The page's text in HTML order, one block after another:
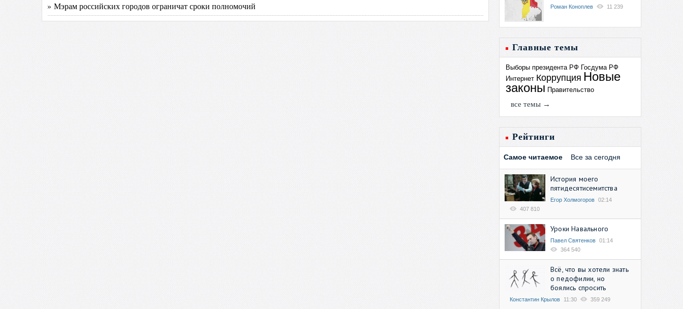
» Мэрам российских городов ограничат сроки полномочий
Роман Коноплев 11 239
Главные темы
Выборы президента РФ Госдума РФ
Интернет Коррупция Новые
законы Правительство
все темы →
Рейтинги
Самое читаемое Все за сегодня
История моего
пятидесятисемитства
Егор Холмогоров 02:14
407 810
Уроки Навального
Павел Святенков 01:14
364 540
Всё, что вы хотели знать
о педофилии, но
боялись спросить
Константин Крылов 11:30 359 249